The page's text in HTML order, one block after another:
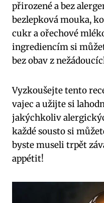
přirozené a bez
bezlepková mouka,
cukr a ořechové
ingrediencím si
bez obav z
Vyzkoušejte tento
vajec a užijte si
jakýchkoliv
každé sousto si
byste museli trpět
appétit!